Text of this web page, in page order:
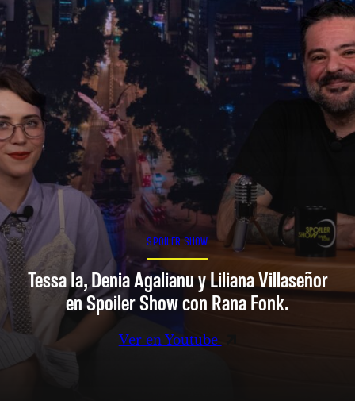
SPOILER SHOW
Tessa Ia, Denia Agalianu y Liliana Villaseñor
en Spoiler Show con Rana Fonk.
Ver en Youtube